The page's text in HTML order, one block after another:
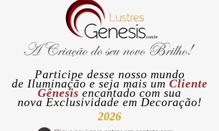
Participe desse nosso mundo
de Iluminação e seja mais um Cliente
Gênesis encantado com sua
nova Exclusividade em Decoração!
2026